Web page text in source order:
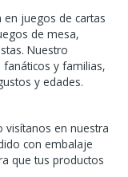
en juegos de cartas
de mesa,
Nuestro
y familias,
y edades.
visítanos en nuestra
con embalaje
que tus productos